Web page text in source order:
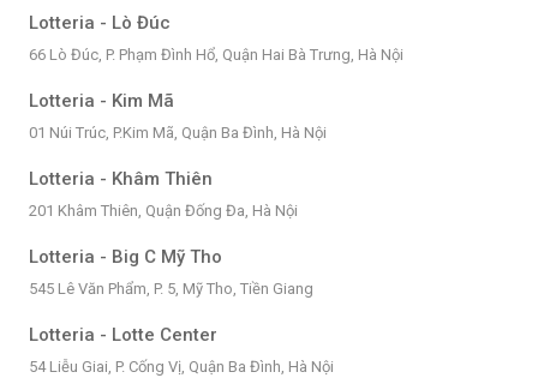
Lotteria - Lò Đúc
66 Lò Đúc, P. Phạm Đình Hổ, Quận Hai Bà Trưng, Hà Nội
Lotteria - Kim Mã
01 Núi Trúc, P.Kim Mã, Quận Ba Đình, Hà Nội
Lotteria - Khâm Thiên
201 Khâm Thiên, Quận Đống Đa, Hà Nội
Lotteria - Big C Mỹ Tho
545 Lê Văn Phẩm, P. 5, Mỹ Tho, Tiền Giang
Lotteria - Lotte Center
54 Liễu Giai, P. Cống Vị, Quận Ba Đình, Hà Nội